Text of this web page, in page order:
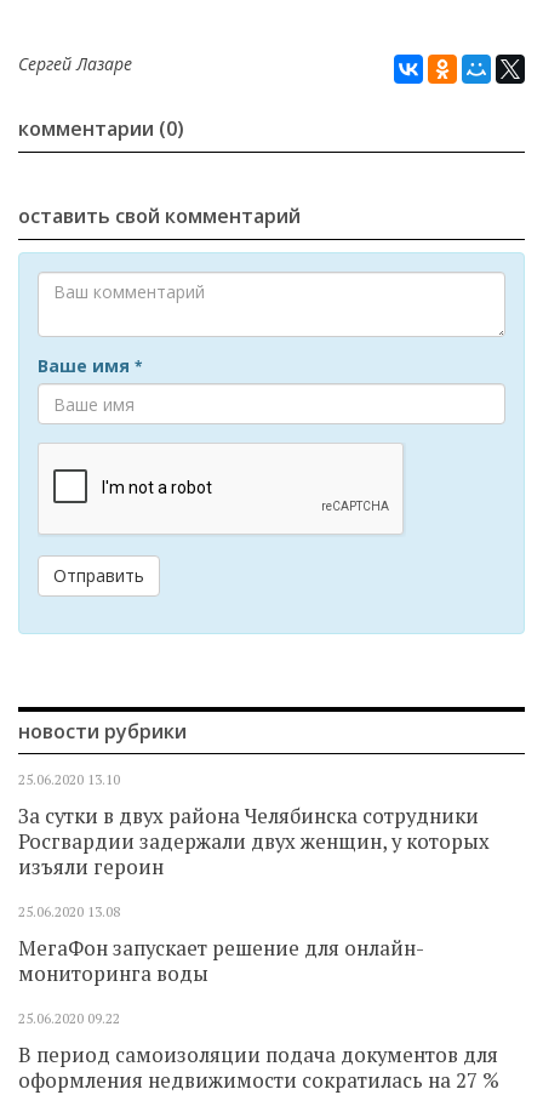
Сергей Лазаре
комментарии (0)
оставить свой комментарий
Ваше имя *
Отправить
новости рубрики
25.06.2020 13.10
За сутки в двух района Челябинска сотрудники
Росгвардии задержали двух женщин, у которых
изъяли героин
25.06.2020 13.08
МегаФон запускает решение для онлайн-
мониторинга воды
25.06.2020 09.22
В период самоизоляции подача документов для
оформления недвижимости сократилась на 27 %